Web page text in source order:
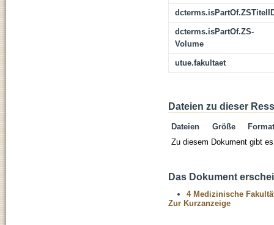
dcterms.isPartOf.ZS-
Volume
utue.fakultaet
Dateien zu dieser
Dateien Größe
Format
Zu diesem Dokument gibt
Das Dokument
4 Medizinische
Zur Kurzanzeige